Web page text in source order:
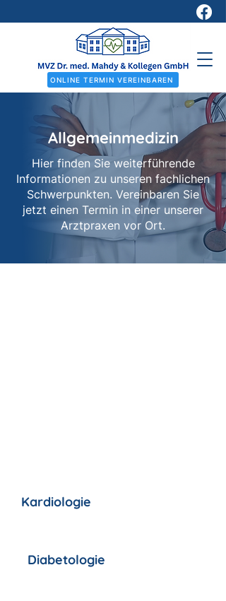
ONLINE TERMIN VEREINBAREN
Allgemeinmedizin
Hier finden Sie weiterführende
Informationen zu unseren fachlichen
Schwerpunkten. Vereinbaren Sie
jetzt einen Termin in einer unserer
Arztpraxen vor Ort.
Kardiologie
Diabetologie